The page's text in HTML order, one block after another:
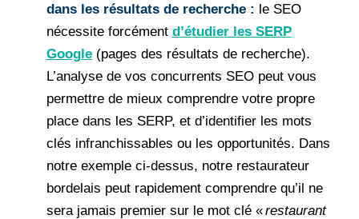
dans les résultats de recherche : le SEO
nécessite forcément d’étudier les SERP
Google(pages des résultats de recherche).
L’analyse de vos concurrents SEO peut vous
permettre de mieux comprendre votre propre
place dans les SERP, et d’identifier les mots
clés infranchissables ou les opportunités. Dans
notre exemple ci-dessus, notre restaurateur
bordelais peut rapidement comprendre qu’il ne
sera jamais premier sur le mot clé «restaurant